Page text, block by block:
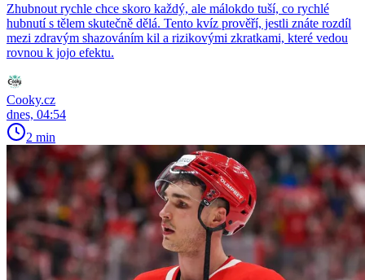
Zhubnout rychle chce skoro každý, ale málokdo tuší, co rychlé
hubnutí s tělem skutečně dělá. Tento kvíz prověří, jestli znáte rozdíl
mezi zdravým shazováním kil a rizikovými zkratkami, které vedou
rovnou k jojo efektu.
Cooky.cz
dnes, 04:54
2 min